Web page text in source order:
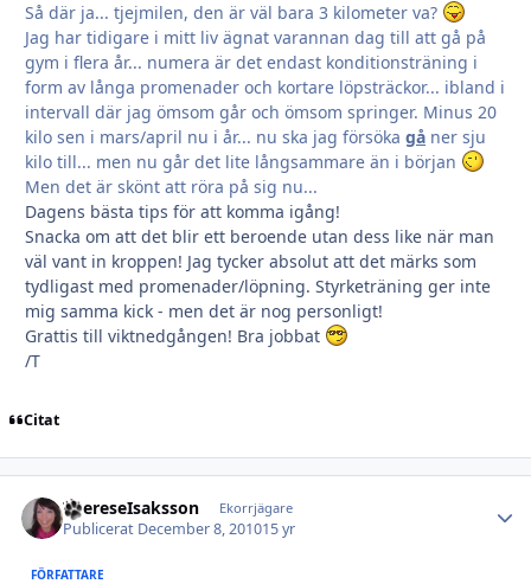
Så där ja... tjejmilen, den är väl bara 3 kilometer va?
Jag har tidigare i mitt liv ägnat varannan dag till att gå på
gym i flera år... numera är det endast konditionsträning i
form av långa promenader och kortare löpsträckor... ibland i
intervall där jag ömsom går och ömsom springer. Minus 20
kilo sen i mars/april nu i år... nu ska jag försöka gå ner sju
kilo till... men nu går det lite långsammare än i början
Men det är skönt att röra på sig nu...
Dagens bästa tips för att komma igång!
Snacka om att det blir ett beroende utan dess like när man
väl vant in kroppen! Jag tycker absolut att det märks som
tydligast med promenader/löpning. Styrketräning ger inte
mig samma kick - men det är nog personligt!
Grattis till viktnedgången! Bra jobbat
/T
Citat
ThereseIsaksson Ekorrjägare
Publicerat December 8, 201015 yr
FÖRFATTARE